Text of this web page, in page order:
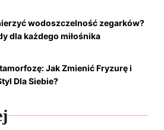
wodoszczelność zegarków?
dla każdego miłośnika
Jak Zmienić Fryzurę i
Dla Siebie?